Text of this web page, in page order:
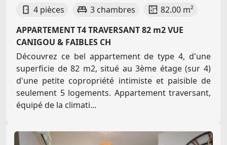
4 pièces 3 chambres
82.00 m²
APPARTEMENT T4 TRAVERSANT 82 m2 VUE
CANIGOU & FAIBLES CH
Découvrez ce bel appartement de type 4, d'une
superficie de 82 m2, situé au 3ème étage (sur 4)
d'une petite copropriété intimiste et paisible de
seulement 5 logements. Appartement traversant,
équipé de la climati...